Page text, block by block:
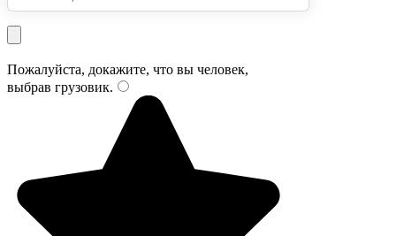
Пожалуйста, докажите, что вы человек,
выбрав грузовик.